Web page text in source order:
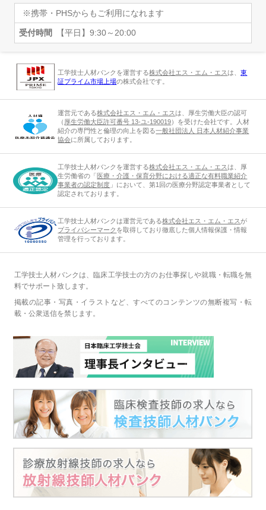
※携帯・PHSからもご利用になれます
受付時間 【平日】9:30～20:00
工学技士人材バンクを運営する株式会社エス・エム・エスは、東
証プライム市場上場の株式会社です。
運営元である株式会社エス・エム・エスは、厚生労働大臣の認可
（ 厚生労働大臣許可番号 13-ユ-190019）を受けた会社です。人材
紹介の専門性と倫理の向上を図る一般社団法人 日本人材紹介事業
協会に所属しております。
工学技士人材バンクを運営する株式会社エス・エム・エスは、厚
生労働省の「 医療・介護・保育分野における適正な有料職業紹介
事業者の認定制度 」において、第1回の医療分野認定事業者として
認定されております。
工学技士人材バンクは運営元である株式会社エス・エム・エスが
プライバシーマーク を取得しており徹底した個人情報保護・情報
管理を行っております。
工学技士人材バンクは、臨床工学技士の方のお仕事探しや就職・転職を無
料でサポート致します。
掲載の記事・写真・イラストなど、すべてのコンテンツの無断複写・転
載・公衆送信を禁じます。